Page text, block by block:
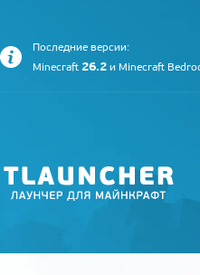
Последние версии:
Minecraft 26.2 и Minecraft